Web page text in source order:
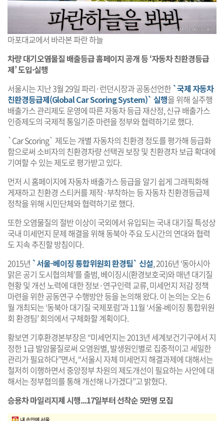
마포대교에서 바라본 파란 하늘
차량 대기오염물질 배출등급 홈페이지 공개 등 ‘자동차 친환경등급
제’ 도입·실행
서울시는 지난 3월 29일 파리·런던시장과 공동선언한 `국제 자동차
친환경등급제(Global Car Scoring System)` 실행을 위해 실주행
배출가스 관리제도 운영에 따른 자동차 등급 재산정, 신규 배출가스
인증제도의 국제적 통일기준 마련을 정부와 협력하기로 했다.
`Car Scoring` 제도는 개별 자동차의 친환경 정도를 평가해 등급화
함으로써 소비자의 친환경차량 선택권 보장 및 친환경차 보급 확대에
기여할 수 있는 제도로 평가받고 있다.
먼저 시 홈페이지에 자동차 배출가스 등급을 알기 쉽게 그래픽화해
게재하고 친환경 스티커를 제작·부착하는 등 자동차 친환경등급제
정착을 위해 시민단체와 협력하기로 했다.
또한 오염물질의 절반 이상이 국외에서 유입되는 국내 대기질 특성상
국내 미세먼지 문제 해결을 위해 동북아 주요 도시간의 연대와 협력
도 지속 추진할 방침이다.
2015년 `서울-베이징 통합위원회 환경팀` 신설, 2016년 ‘동아시아
맑은 공기 도시협의체’를 출범, 베이징시(환경보호국)와 매년 대기질
현황 및 개선 노력에 대한 정보·연구인력 교류, 미세먼지 저감 정책
마련을 위한 공동연구 수행방안 등을 논의해 왔다. 이 논의는 오는 6
월 개최되는 ‘동북아 대기질 국제포럼’과 11월 ‘서울-베이징 통합위원
회 환경팀’ 회의에서 구체화할 계획이다.
황보연 기후환경본부장은 “미세먼지는 2013년 세계보건기구에서 지
정한 1급 발암물질로써 오염원별, 발생원인별로 집중적이고 세밀한
관리가 필요하다”면서, “서울시 자체 미세먼지 해결과제에 대해서는
철저히 이행하면서 중앙정부 차원의 제도개선이 필요하는 사안에 대
해서는 정부협의를 통해 개선해 나가겠다”고 밝혔다.
승용차 마일리지제 시행...17일부터 선착순 5만명 모집